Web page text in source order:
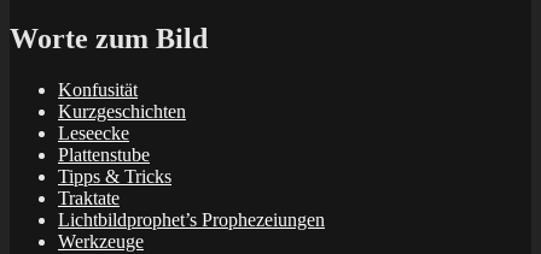
Worte zum Bild
Konfusität
Kurzgeschichten
Leseecke
Plattenstube
Tipps & Tricks
Traktate
Lichtbildprophet’s Prophezeiungen
Werkzeuge